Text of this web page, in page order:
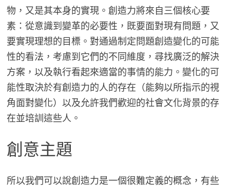
物，又是其本身的實現。創造力將來自三個核心要
素：從意識到變革的必要性，既要面對現有問題，又
要實現理想的目標。對通過制定問題創造變化的可能
性的看法，考慮到它們的不同維度，尋找廣泛的解決
方案，以及執行看起來適當的事情的能力。變化的可
能性取決於有創造力的人的存在（能夠以所指示的視
角面對變化）以及允許我們歡迎的社會文化背景的存
在並培訓這些人。
創意主題
所以我們可以說創造力是一個很難定義的概念，有些